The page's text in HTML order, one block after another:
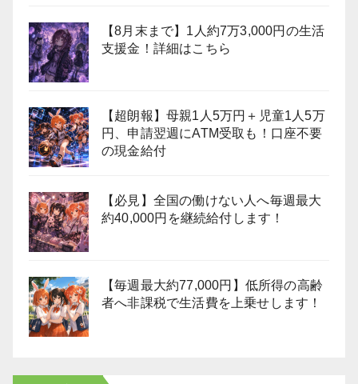
【8月末まで】1人約7万3,000円の生活
支援金！詳細はこちら
【超朗報】母親1人5万円＋児童1人5万
円、申請翌週にATM受取も！口座不要
の現金給付
【必見】全国の働けない人へ毎週最大
約40,000円を継続給付します！
【毎週最大約77,000円】低所得の高齢
者へ非課税で生活費を上乗せします！